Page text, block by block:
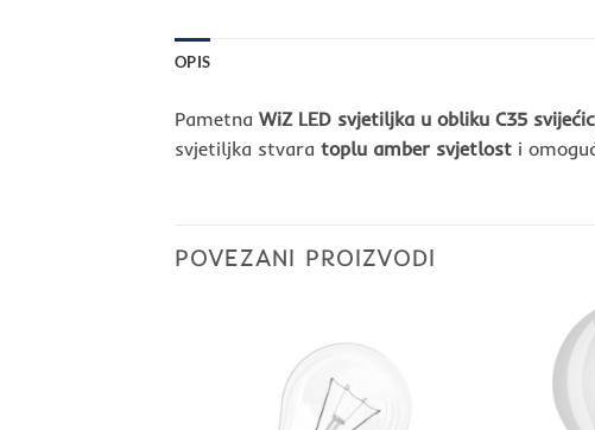
OPIS
Pametna WiZ LED svjetiljka u obliku C35
svjetiljka stvara toplu amber svjetlost i
POVEZANI PROIZVODI